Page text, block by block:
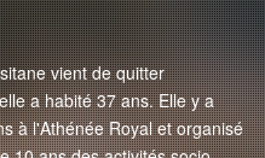
vient de quitter
a habité 37 ans. Elle y a
à l'Athénée Royal et organisé